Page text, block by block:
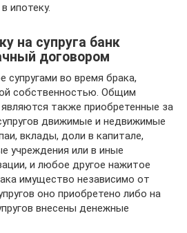
ипотеку.
на супруга банк
договором
во время брака,
собственностью. Общим
также приобретенные за
движимые и недвижимые
вклады, доли в капитале,
учреждения или в иные
и любое другое нажитое
имущество независимо от
оно приобретено либо на
внесены денежные